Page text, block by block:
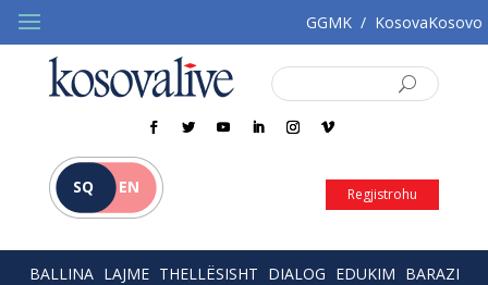
GGMK / KosovaKosovo
SQ EN Regjistrohu
BALLINA LAJME THELLËSISHT DIALOG EDUKIM BARAZI